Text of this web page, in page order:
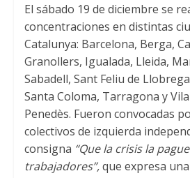
a
t
s
A
p
p
t
t
e
r
c
e
b
o
o
k
El sábado 19 de diciembre se
concentraciones en distintas
Catalunya: Barcelona, Berga,
Granollers, Igualada, Lleida,
Sabadell, Sant Feliu de
Santa Coloma, Tarragona y
Penedès. Fueron convocadas
colectivos de izquierda
consigna “Que la crisis la
trabajadores”,que expresa